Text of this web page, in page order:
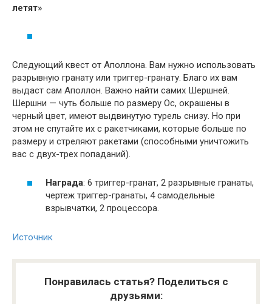
летят»
Следующий квест от Аполлона. Вам нужно использовать
разрывную гранату или триггер-гранату. Благо их вам
выдаст сам Аполлон. Важно найти самих Шершней.
Шершни — чуть больше по размеру Ос, окрашены в
черный цвет, имеют выдвинутую турель снизу. Но при
этом не спутайте их с ракетчиками, которые больше по
размеру и стреляют ракетами (способными уничтожить
вас с двух-трех попаданий).
Награда: 6 триггер-гранат, 2 разрывные гранаты,
чертеж триггер-гранаты, 4 самодельные
взрывчатки, 2 процессора.
Источник
Понравилась статья? Поделиться с
друзьями: